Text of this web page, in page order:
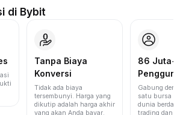
di Bybit
Tanpa Biaya
Konversi
Tidak ada biaya
tersembunyi. Harga yang
dikutip adalah harga akhir
yang akan Anda bayar.
86 Juta+
Pengguna
Gabung
satu bursa
dunia
trading dan